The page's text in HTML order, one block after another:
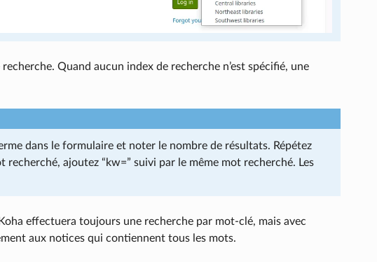
Quand aucun index de recherche n’est spécifié, une
dans le formulaire et noter le nombre de résultats. Répétez
ajoutez “kw=” suivi par le même mot recherché. Les
effectuera toujours une recherche par mot-clé, mais avec
aux notices qui contiennent tous les mots.